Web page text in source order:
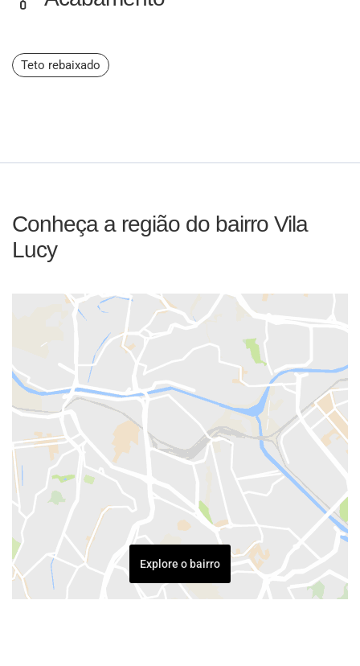
Teto rebaixado
Conheça a região do bairro Vila
Lucy
Explore o bairro